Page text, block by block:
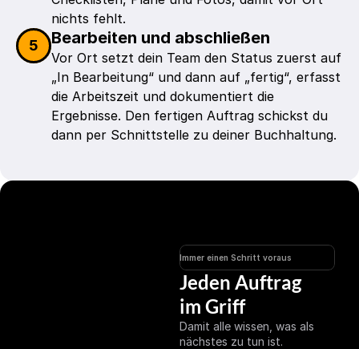
nichts fehlt.
5 Bearbeiten und abschließen
Vor Ort setzt dein Team den Status zuerst auf
„In Bearbeitung“ und dann auf „fertig“, erfasst
die Arbeitszeit und dokumentiert die
Ergebnisse. Den fertigen Auftrag schickst du
dann per Schnittstelle zu deiner Buchhaltung.
Immer einen Schritt voraus
Jeden Auftrag
im Griff
Damit alle wissen, was als
nächstes zu tun ist.